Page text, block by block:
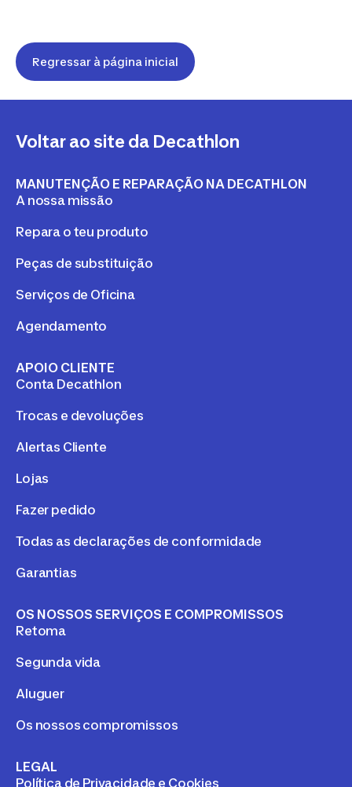
Regressar à página inicial
Voltar ao site da Decathlon
MANUTENÇÃO E REPARAÇÃO NA DECATHLON
A nossa missão
Repara o teu produto
Peças de substituição
Serviços de Oficina
Agendamento
APOIO CLIENTE
Conta Decathlon
Trocas e devoluções
Alertas Cliente
Lojas
Fazer pedido
Todas as declarações de conformidade
Garantias
OS NOSSOS SERVIÇOS E COMPROMISSOS
Retoma
Segunda vida
Aluguer
Os nossos compromissos
LEGAL
Política de Privacidade e Cookies